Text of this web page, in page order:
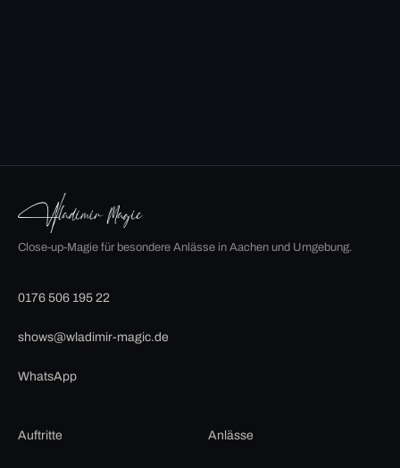
Close-up-Magie für besondere Anlässe in Aachen und Umgebung.
0176 506 195 22
shows@wladimir-magic.de
WhatsApp
Auftritte Anlässe